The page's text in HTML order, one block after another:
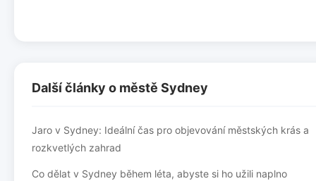
Další články o městě Sydney
Jaro v Sydney: Ideální čas pro objevování městských krás a
rozkvetlých zahrad
Co dělat v Sydney během léta, abyste si ho užili naplno